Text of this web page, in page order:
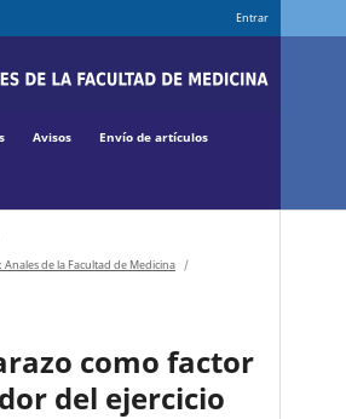
Avisos Envío de artículos
Entrar
Anales de la Facultad de Medicina
/
como factor
del ejercicio